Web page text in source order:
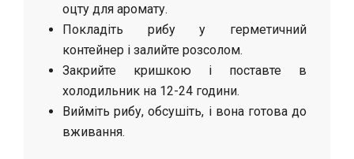
оцту для аромату.
Покладіть рибу у герметичний
контейнер і залийте розсолом.
Закрийте кришкою і поставте в
холодильник на 12-24 години.
Вийміть рибу, обсушіть, і вона готова до
вживання.